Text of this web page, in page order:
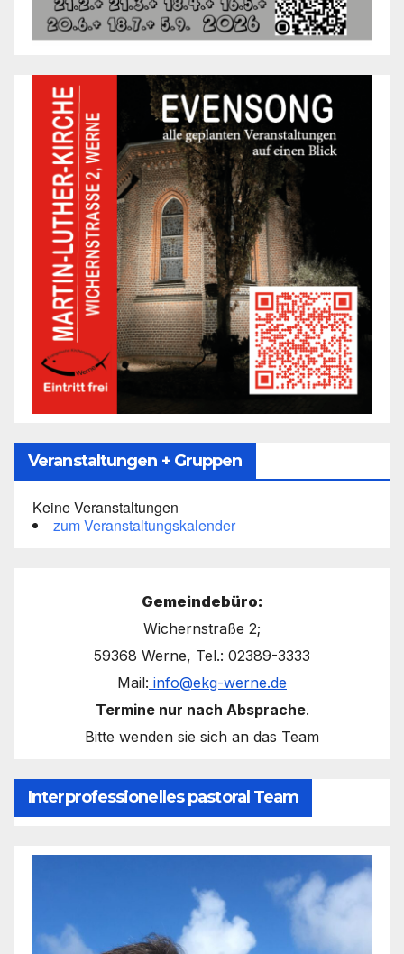
Veranstaltungen + Gruppen
Keine Veranstaltungen
zum Veranstaltungskalender
Gemeindebüro:
Wichernstraße 2;
59368 Werne, Tel.: 02389-3333
Mail: info@ekg-werne.de
Termine nur nach Absprache.
Bitte wenden sie sich an das Team
Interprofessionelles pastoral Team